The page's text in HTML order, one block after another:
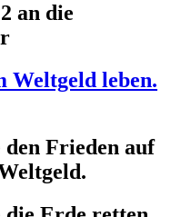
an die
Weltgeld leben.
den Frieden auf